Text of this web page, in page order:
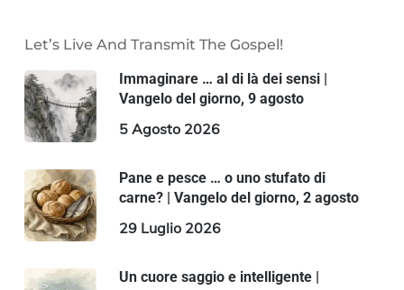
Let’s Live And Transmit The Gospel!
Immaginare … al di là dei sensi |
Vangelo del giorno, 9 agosto
5 Agosto 2026
Pane e pesce … o uno stufato di
carne? | Vangelo del giorno, 2 agosto
29 Luglio 2026
Un cuore saggio e intelligente |